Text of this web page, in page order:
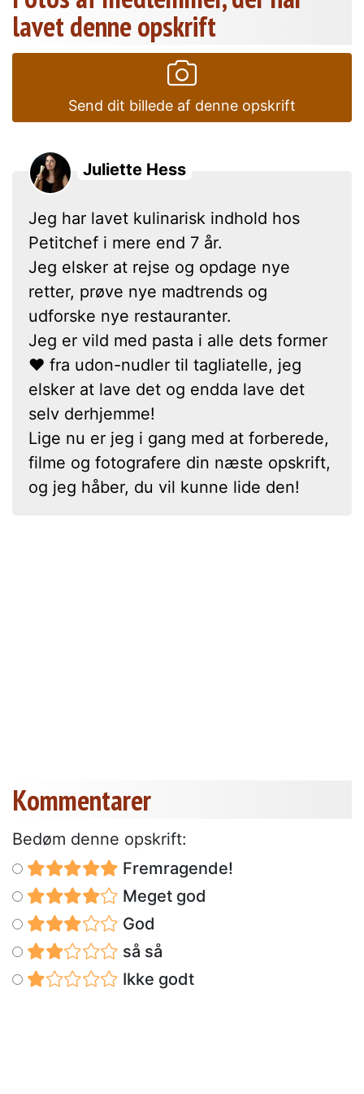
lavet denne opskrift
Send dit billede af denne opskrift
Juliette Hess
Jeg har lavet kulinarisk indhold hos
Petitchef i mere end 7 år.
Jeg elsker at rejse og opdage nye
retter, prøve nye madtrends og
udforske nye restauranter.
Jeg er vild med pasta i alle dets former
❤ fra udon-nudler til tagliatelle, jeg
elsker at lave det og endda lave det
selv derhjemme!
Lige nu er jeg i gang med at forberede,
filme og fotografere din næste opskrift,
og jeg håber, du vil kunne lide den!
Kommentarer
Bedøm denne opskrift:
Fremragende!
Meget god
God
så så
Ikke godt